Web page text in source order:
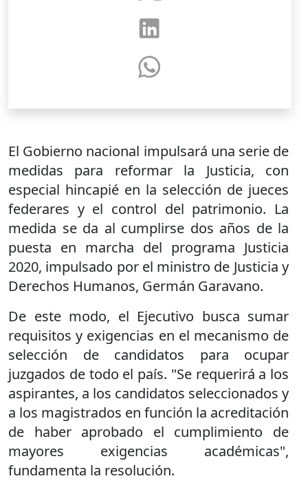
El Gobierno nacional impulsará una serie de
medidas para reformar la Justicia, con
especial hincapié en la selección de jueces
federares y el control del patrimonio. La
medida se da al cumplirse dos años de la
puesta en marcha del programa Justicia
2020, impulsado por el ministro de Justicia y
Derechos Humanos, Germán Garavano.
De este modo, el Ejecutivo busca sumar
requisitos y exigencias en el mecanismo de
selección de candidatos para ocupar
juzgados de todo el país. "Se requerirá a los
aspirantes, a los candidatos seleccionados y
a los magistrados en función la acreditación
de haber aprobado el cumplimiento de
mayores exigencias académicas",
fundamenta la resolución.